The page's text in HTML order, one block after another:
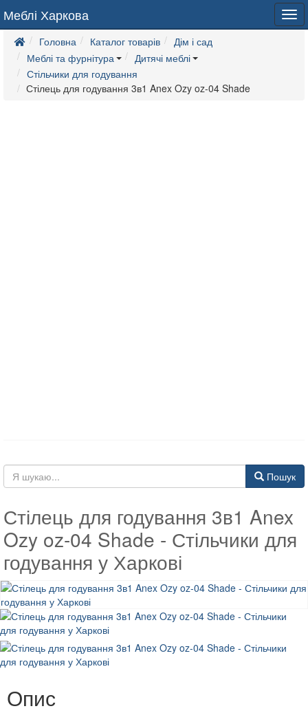
Меблі Харкова
Головна Каталог товарів
Дім і сад
Меблі та фурнітура
Дитячі меблі
Стільчики для годування
Стілець для годування 3в1 Anex Ozy oz-04 Shade
Пошук
Стілець для годування 3в1 Anex
Ozy oz-04 Shade - Стільчики для
годування у Харкові
Опис